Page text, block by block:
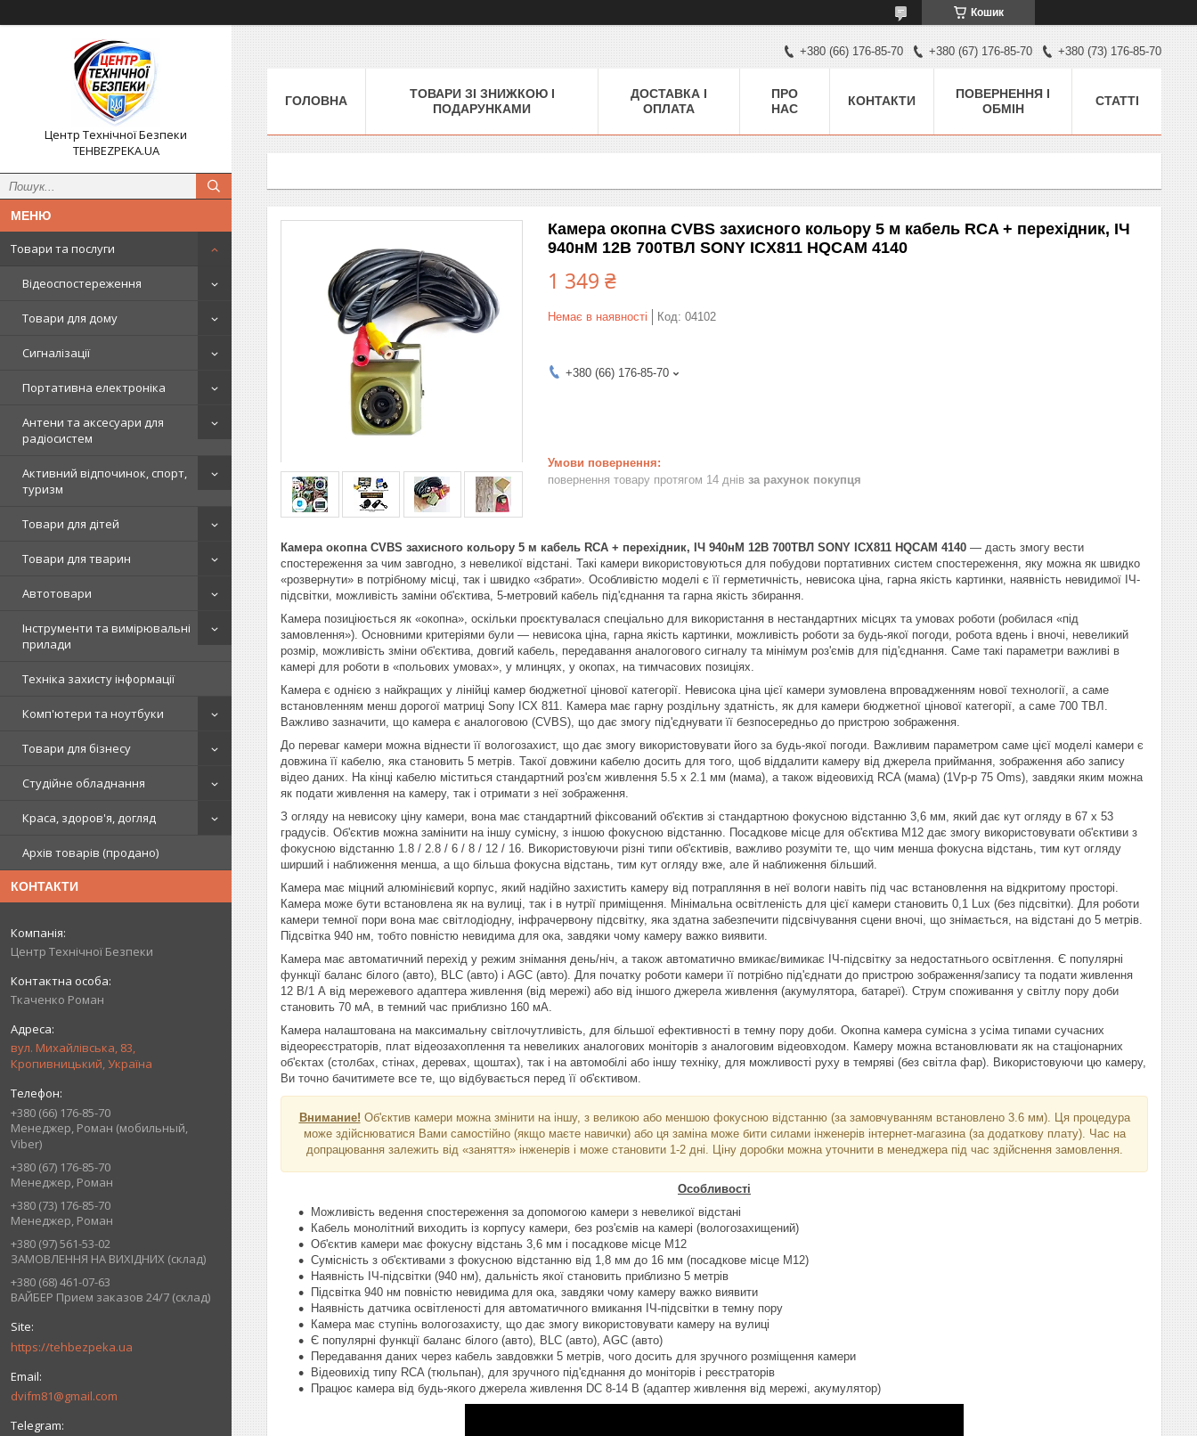
Кошик
Центр Технічної Безпеки
TEHBEZPEKA.UA
Товари та послуги
Відеоспостереження
Товари для дому
Сигналізації
Портативна електроніка
Антени та аксесуари для
радіосистем
Активний відпочинок, спорт,
туризм
Товари для дітей
Товари для тварин
Автотовари
Інструменти та вимірювальні
прилади
Техніка захисту інформації
Комп'ютери та ноутбуки
Товари для бізнесу
Студійне обладнання
Краса, здоров'я, догляд
Архів товарів (продано)
КОНТАКТИ
Центр Технічної Безпеки
Ткаченко Роман
вул. Михайлівська, 83,
Кропивницький, Україна
+380 (66) 176-85-70
Менеджер, Роман (мобильный,
Viber)
+380 (67) 176-85-70
Менеджер, Роман
+380 (73) 176-85-70
Менеджер, Роман
+380 (97) 561-53-02
ЗАМОВЛЕННЯ НА ВИХІДНИХ (склад)
+380 (68) 461-07-63
ВАЙБЕР Прием заказов 24/7 (склад)
https://tehbezpeka.ua
dvifm81@gmail.com
+380 (66) 176-85-70 +380 (67) 176-85-70 +380 (73) 176-85-70
ГОЛОВНА
ТОВАРИ ЗІ ЗНИЖКОЮ І
ПОДАРУНКАМИ
ДОСТАВКА І
ОПЛАТА
ПРО
НАС
КОНТАКТИ
ПОВЕРНЕННЯ І
ОБМІН
СТАТТІ
Камера окопна CVBS захисного кольору 5 м кабель RCA + перехідник, ІЧ
940нМ 12В 700ТВЛ SONY ICX811 HQCAM 4140
1 349 ₴
Немає в наявності Код: 04102
+380 (66) 176-85-70
повернення товару протягом 14 днів за рахунок покупця
Камера окопна CVBS захисного кольору 5 м кабель RCA + перехідник, ІЧ 940нМ 12В 700ТВЛ SONY ICX811 HQCAM 4140 — дасть змогу вести
спостереження за чим завгодно, з невеликої відстані. Такі камери використовуються для побудови портативних систем спостереження, яку можна як швидко
«розвернути» в потрібному місці, так і швидко «збрати». Особливістю моделі є її герметичність, невисока ціна, гарна якість картинки, наявність невидимої ІЧ-
підсвітки, можливість заміни об'єктива, 5-метровий кабель під'єднання та гарна якість збирання.
Камера позиціюється як «окопна», оскільки проєктувалася спеціально для використання в нестандартних місцях та умовах роботи (робилася «під
замовлення»). Основними критеріями були — невисока ціна, гарна якість картинки, можливість роботи за будь-якої погоди, робота вдень і вночі, невеликий
розмір, можливість зміни об'єктива, довгий кабель, передавання аналогового сигналу та мінімум роз'ємів для під'єднання. Саме такі параметри важливі в
камері для роботи в «польових умовах», у млинцях, у окопах, на тимчасових позиціях.
Камера є однією з найкращих у лінійці камер бюджетної цінової категорії. Невисока ціна цієї камери зумовлена впровадженням нової технології, а саме
встановленням менш дорогої матриці Sony ICX 811. Камера має гарну роздільну здатність, як для камери бюджетної цінової категорії, а саме 700 ТВЛ.
Важливо зазначити, що камера є аналоговою (CVBS), що дає змогу під'єднувати її безпосередньо до пристрою зображення.
До переваг камери можна віднести її вологозахист, що дає змогу використовувати його за будь-якої погоди. Важливим параметром саме цієї моделі камери є
довжина її кабелю, яка становить 5 метрів. Такої довжини кабелю досить для того, щоб віддалити камеру від джерела приймання, зображення або запису
відео даних. На кінці кабелю міститься стандартний роз'єм живлення 5.5 х 2.1 мм (мама), а також відеовихід RCA (мама) (1Vp-p 75 Oms), завдяки яким можна
як подати живлення на камеру, так і отримати з неї зображення.
З огляду на невисоку ціну камери, вона має стандартний фіксований об'єктив зі стандартною фокусною відстанню 3,6 мм, який дає кут огляду в 67 x 53
градусів. Об'єктив можна замінити на іншу сумісну, з іншою фокусною відстанню. Посадкове місце для об'єктива М12 дає змогу використовувати об'єктиви з
фокусною відстанню 1.8 / 2.8 / 6 / 8 / 12 / 16. Використовуючи різні типи об'єктивів, важливо розуміти те, що чим менша фокусна відстань, тим кут огляду
ширший і наближення менша, а що більша фокусна відстань, тим кут огляду вже, але й наближення більший.
Камера має міцний алюмінієвий корпус, який надійно захистить камеру від потрапляння в неї вологи навіть під час встановлення на відкритому просторі.
Камера може бути встановлена як на вулиці, так і в нутрії приміщення. Мінімальна освітленість для цієї камери становить 0,1 Lux (без підсвітки). Для роботи
камери темної пори вона має світлодіодну, інфрачервону підсвітку, яка здатна забезпечити підсвічування сцени вночі, що знімається, на відстані до 5 метрів.
Підсвітка 940 нм, тобто повністю невидима для ока, завдяки чому камеру важко виявити.
Камера має автоматичний перехід у режим знімання день/ніч, а також автоматично вмикає/вимикає ІЧ-підсвітку за недостатнього освітлення. Є популярні
функції баланс білого (авто), BLC (авто) і AGC (авто). Для початку роботи камери її потрібно під'єднати до пристрою зображення/запису та подати живлення
12 В/1 А від мережевого адаптера живлення (від мережі) або від іншого джерела живлення (акумулятора, батареї). Струм споживання у світлу пору доби
становить 70 мА, в темний час приблизно 160 мА.
Камера налаштована на максимальну світлочутливість, для більшої ефективності в темну пору доби. Окопна камера сумісна з усіма типами сучасних
відеореєстраторів, плат відеозахоплення та невеликих аналогових моніторів з аналоговим відеовходом. Камеру можна встановлювати як на стаціонарних
об'єктах (столбах, стінах, деревах, щоштах), так і на автомобілі або іншу техніку, для можливості руху в темряві (без світла фар). Використовуючи цю камеру,
Ви точно бачитимете все те, що відбувається перед її об'єктивом.
Внимание! Об'єктив камери можна змінити на іншу, з великою або меншою фокусною відстанню (за замовчуванням встановлено 3.6 мм). Ця процедура
може здійснюватися Вами самостійно (якщо маєте навички) або ця заміна може бити силами інженерів інтернет-магазина (за додаткову плату). Час на
допрацювання залежить від «заняття» інженерів і може становити 1-2 дні. Ціну доробки можна уточнити в менеджера під час здійснення замовлення.
Особливості
Можливість ведення спостереження за допомогою камери з невеликої відстані
Кабель монолітний виходить із корпусу камери, без роз'ємів на камері (вологозахищений)
Об'єктив камери має фокусну відстань 3,6 мм і посадкове місце М12
Сумісність з об'єктивами з фокусною відстанню від 1,8 мм до 16 мм (посадкове місце М12)
Наявність ІЧ-підсвітки (940 нм), дальність якої становить приблизно 5 метрів
Підсвітка 940 нм повністю невидима для ока, завдяки чому камеру важко виявити
Наявність датчика освітленості для автоматичного вмикання ІЧ-підсвітки в темну пору
Камера має ступінь вологозахисту, що дає змогу використовувати камеру на вулиці
Є популярні функції баланс білого (авто), BLC (авто), AGC (авто)
Передавання даних через кабель завдовжки 5 метрів, чого досить для зручного розміщення камери
Відеовихід типу RCA (тюльпан), для зручного під'єднання до моніторів і реєстраторів
Працює камера від будь-якого джерела живлення DC 8-14 В (адаптер живлення від мережі, акумулятор)